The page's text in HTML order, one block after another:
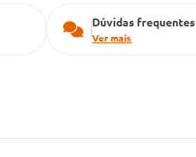
Dúvidas frequentes
Ver mais